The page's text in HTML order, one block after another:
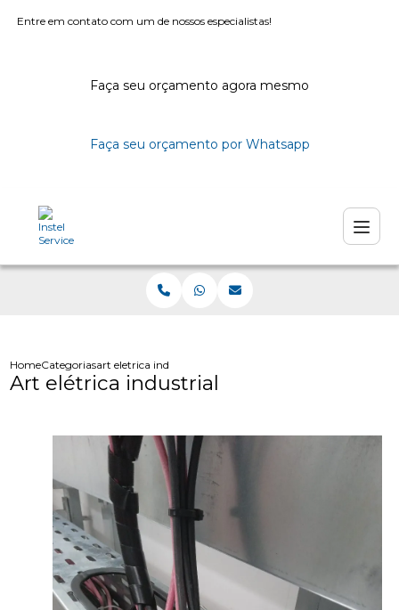
Entre em contato com um de nossos especialistas!
Faça seu orçamento agora mesmo
Faça seu orçamento por Whatsapp
HomeCategoriasart eletrica industrial
Art elétrica industrial